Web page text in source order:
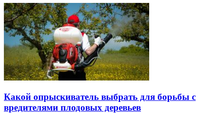
Какой опрыскиватель выбрать для борьбы с
вредителями плодовых деревьев